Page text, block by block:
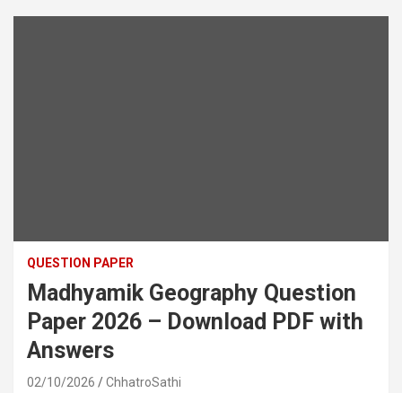
QUESTION PAPER
Madhyamik Geography Question
Paper 2026 – Download PDF with
Answers
02/10/2026 ChhatroSathi